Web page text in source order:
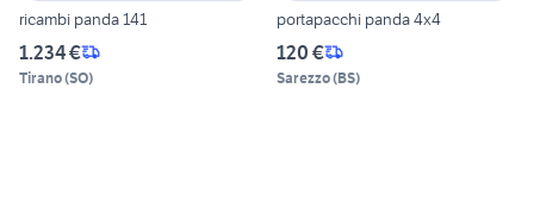
ricambi panda 141
1.234 €
Tirano(SO)
portapacchi panda 4x4
120 €
Sarezzo(BS)